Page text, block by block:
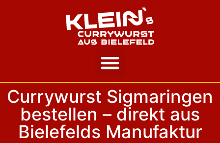
Currywurst Sigmaringen
bestellen – direkt aus
Bielefelds Manufaktur